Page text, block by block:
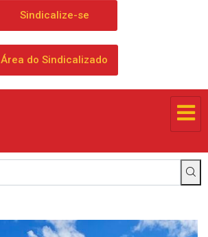
Sindicalize-se
Área do Sindicalizado